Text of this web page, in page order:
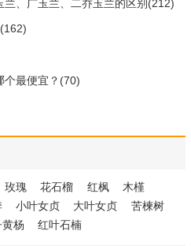
、广玉兰、二乔玉兰的区别(212)
个最便宜？(70)
玫瑰 花石榴 红枫
木槿
小叶女贞 大叶女贞
苦楝树
黄杨 红叶石楠